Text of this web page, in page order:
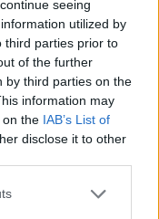
seeing
utilized by
third parties prior to
of the further
by third parties on the
information may
on the IAB’s List of
disclose it to other
στα